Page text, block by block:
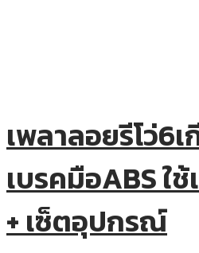
เพลาลอยรีโว่6
เบรคมือABS ใ
+ เซ็ตอุปกรณ์